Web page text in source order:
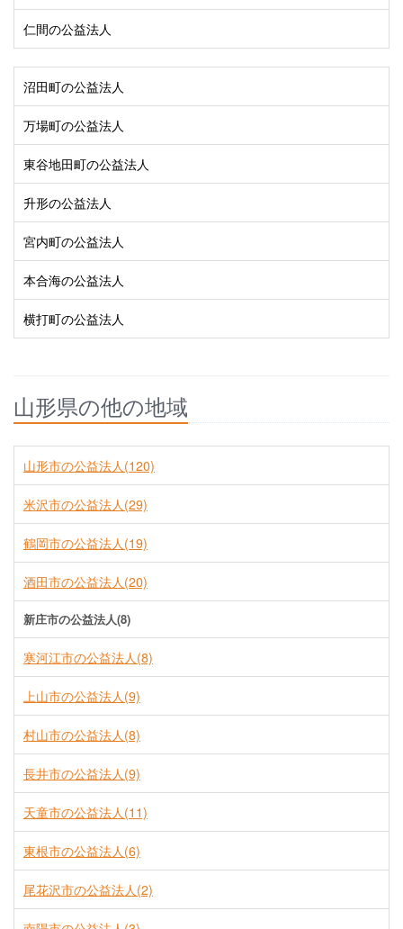
仁間の公益法人
沼田町の公益法人
万場町の公益法人
東谷地田町の公益法人
升形の公益法人
宮内町の公益法人
本合海の公益法人
横打町の公益法人
山形県の他の地域
山形市の公益法人(120)
米沢市の公益法人(29)
鶴岡市の公益法人(19)
酒田市の公益法人(20)
新庄市の公益法人(8)
寒河江市の公益法人(8)
上山市の公益法人(9)
村山市の公益法人(8)
長井市の公益法人(9)
天童市の公益法人(11)
東根市の公益法人(6)
尾花沢市の公益法人(2)